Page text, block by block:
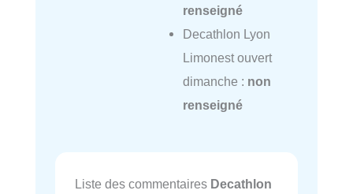
renseigné
Decathlon Lyon
Limonest ouvert
dimanche : non
renseigné
Liste des commentaires Decathlon